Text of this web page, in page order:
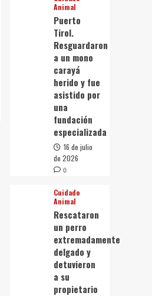
Animal
Puerto
Tirol.
Resguardaron
a un mono
carayá
herido y fue
asistido por
una
fundación
especializada
16 de julio
de 2026
0
Cuidado
Animal
Rescataron
un perro
extremadamente
delgado y
detuvieron
a su
propietario